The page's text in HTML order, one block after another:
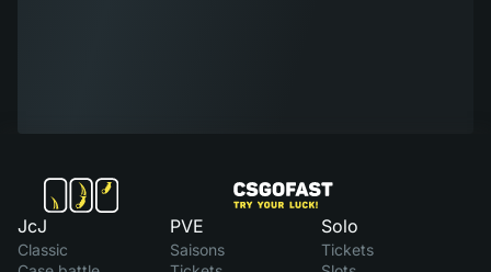
JcJ
Classic
PVE
Saisons
Solo
Tickets